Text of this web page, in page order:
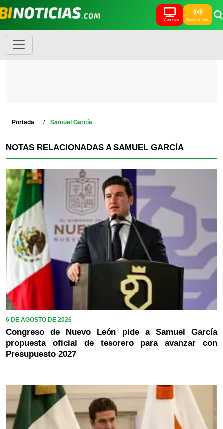
TV en vivo Radio en vivo
Portada Samuel García
NOTAS RELACIONADAS A SAMUEL GARCÍA
6 DE AGOSTO DE 2026
Congreso de Nuevo León pide a Samuel García
propuesta oficial de tesorero para avanzar con
Presupuesto 2027